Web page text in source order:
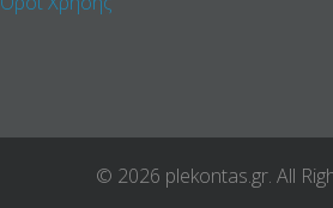
© 2026 plekontas.gr. All